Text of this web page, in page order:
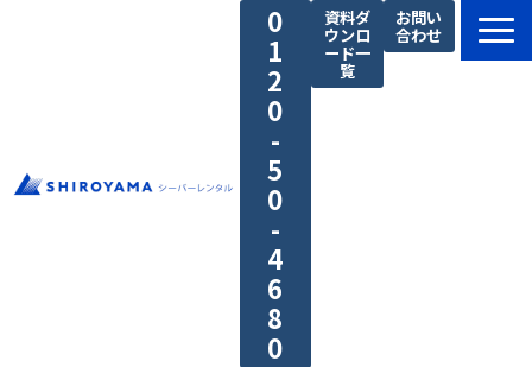
0
1
2
0
-
5
0
-
4
6
8
0
資料ダ
ウンロ
ード一
覧
お問い
合わせ